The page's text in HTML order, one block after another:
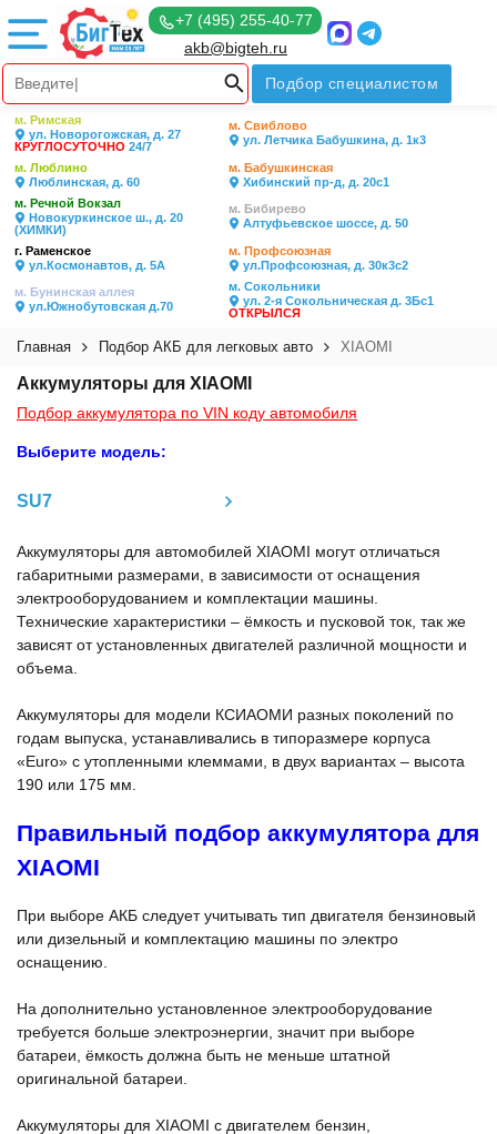
+7 (495) 255-40-77
akb@bigteh.ru
Подбор специалистом
м. Римская
ул. Новорогожская, д. 27
КРУГЛОСУТОЧНО 24/7
м. Свиблово
ул. Летчика Бабушкина, д. 1к3
м. Люблино
Люблинская, д. 60
м. Бабушкинская
Хибинский пр-д, д. 20с1
м. Речной Вокзал
Новокуркинское ш., д. 20
(ХИМКИ)
м. Бибирево
Алтуфьевское шоссе, д. 50
г. Раменское
ул.Космонавтов, д. 5А
м. Профсоюзная
ул.Профсоюзная, д. 30к3с2
м. Бунинская аллея
ул.Южнобутовская д.70
м. Сокольники
ул. 2-я Сокольническая д. 3Бс1
ОТКРЫЛСЯ
Главная Подбор АКБ для легковых авто XIAOMI
Аккумуляторы для XIAOMI
Подбор аккумулятора по VIN коду автомобиля
Выберите модель:
SU7
Аккумуляторы для автомобилей XIAOMI могут отличаться
габаритными размерами, в зависимости от оснащения
электрооборудованием и комплектации машины.
Технические характеристики – ёмкость и пусковой ток, так же
зависят от установленных двигателей различной мощности и
объема.
Аккумуляторы для модели КСИАОМИ разных поколений по
годам выпуска, устанавливались в типоразмере корпуса
«Euro» с утопленными клеммами, в двух вариантах – высота
190 или 175 мм.
Правильный подбор аккумулятора для
XIAOMI
При выборе АКБ следует учитывать тип двигателя бензиновый
или дизельный и комплектацию машины по электро
оснащению.
На дополнительно установленное электрооборудование
требуется больше электроэнергии, значит при выборе
батареи, ёмкость должна быть не меньше штатной
оригинальной батареи.
Аккумуляторы для XIAOMI с двигателем бензин,